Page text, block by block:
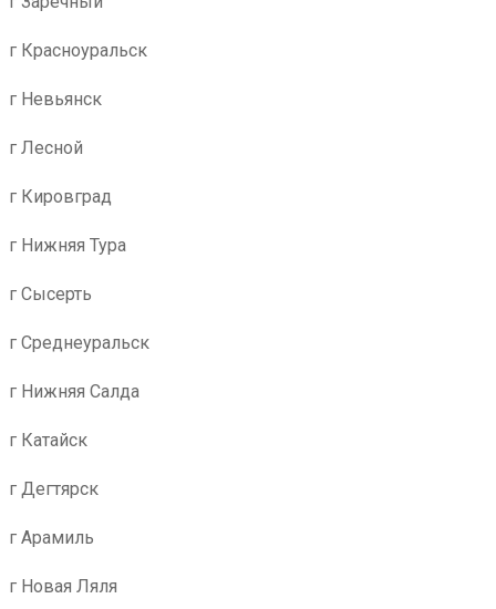
г Красноуральск
г Невьянск
г Лесной
г Кировград
г Нижняя Тура
г Сысерть
г Среднеуральск
г Нижняя Салда
г Катайск
г Дегтярск
г Арамиль
г Новая Ляля